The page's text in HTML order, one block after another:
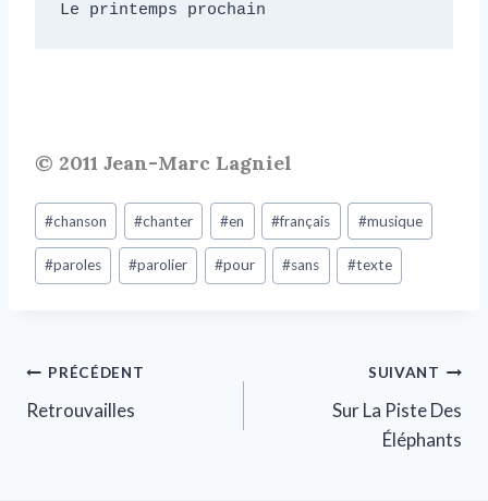
Le printemps prochain
© 2011 Jean-Marc Lagniel
#chanson #chanter #en #français #musique
#paroles #parolier #pour #sans #texte
PRÉCÉDENT
Retrouvailles
SUIVANT
Sur La Piste Des
Éléphants